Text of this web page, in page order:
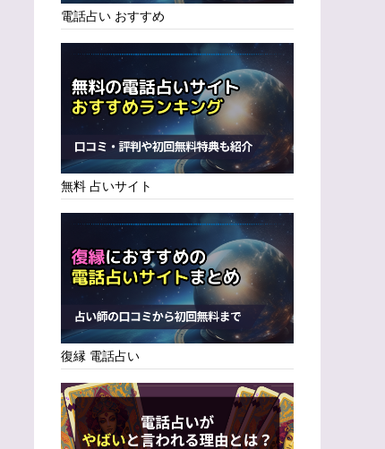
電話占い おすすめ
無料 占いサイト
復縁 電話占い